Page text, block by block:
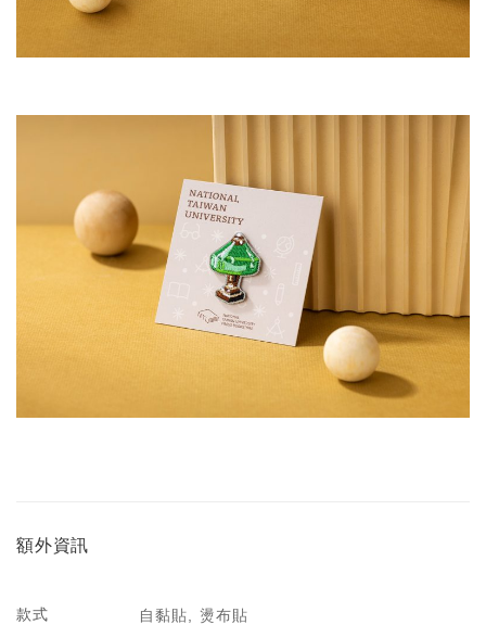
額外資訊
款式 自黏貼, 燙布貼